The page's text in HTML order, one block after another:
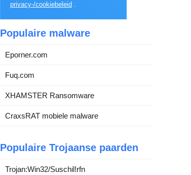
privacy-/cookiebeleid .
Populaire malware
Eporner.com
Fuq.com
XHAMSTER Ransomware
CraxsRAT mobiele malware
Populaire Trojaanse paarden
Trojan:Win32/Suschil!rfn